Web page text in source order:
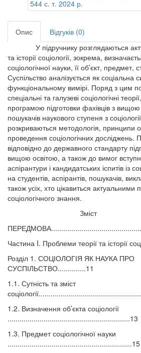
Опис
Відгуків (0)
У підручнику розглядаються
та історії соціології, зокрема,
соціологічної науки, її об’єкт, предмет,
Суспільство аналізується як соціальна
функціональному вимірі. Поряд з цим
спеціальні та галузеві соціологічні
програмою підготовки фахівців з вищою
пошукачів наукового ступеня з
розкриваються методологія, принципи
проведення соціологічних досліджень.
відповідно до державного стандарту
вищою освітою, а також до вимог
аспірантури і кандидатських іспитів із
на студентів, аспірантів, пошукачів,
також усіх, хто цікавиться
соціологічного знання.
Зміст
Частина I. Проблеми теорії та історії
Розділ 1. СОЦІОЛОГІЯ ЯК НАУКА ПРО
СУСПІЛЬСТВО..............11
1.1. Сутність та зміст
1.2. Визначення об’єкта соціології
.............................................................13
1.3. Предмет соціологічної науки
..............................................................15